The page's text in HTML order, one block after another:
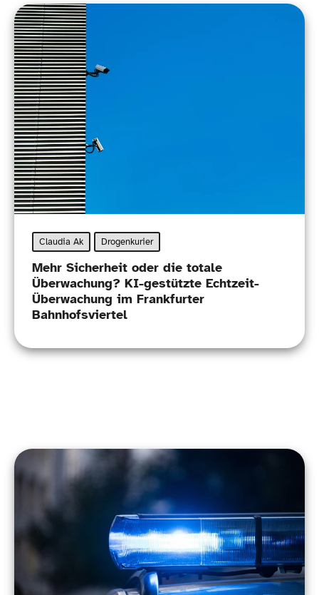
Claudia Ak Drogenkurier
Mehr Sicherheit oder die totale
Überwachung? KI-​gestützte Echtzeit-​
Überwachung im Frankfurter
Bahnhofsviertel